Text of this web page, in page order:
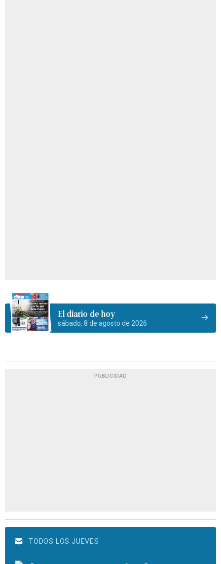
El diario de hoy
sábado, 8 de agosto de 2026
PUBLICIDAD
TODOS LOS JUEVES